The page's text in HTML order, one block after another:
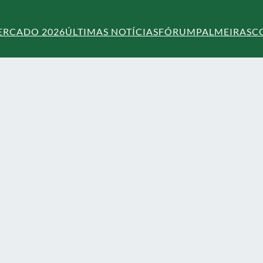
2026ÚLTIMAS NOTÍCIASFÓRUMPALMEIRAS